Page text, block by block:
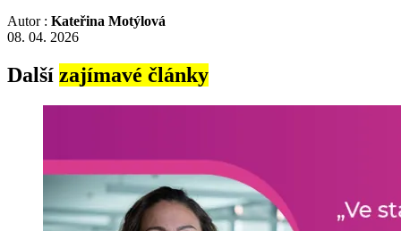
Autor : Kateřina Motýlová
08. 04. 2026
Další zajímavé články